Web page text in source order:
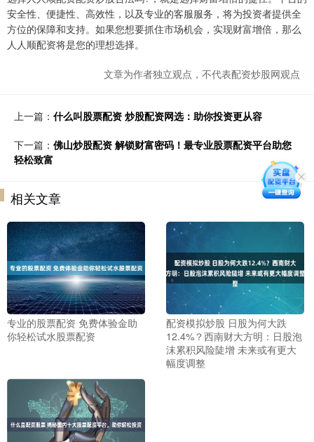
安全性、便捷性、高效性，以及专业的客服服务，将为投资者提供全
方位的保障和支持。如果您想要抓住市场机会，实现财富增倍，那么
人人顺配资将是您的理想选择。
文章为作者独立观点，不代表配资炒股网观点
上一篇： 什么叫股票配资 炒股配资网选：助你投资更从容
下一篇： 佛山炒股配资 解锁财富密码！最专业股票配资平台助您
轻松致富
相关文章
专业的股票配资 免费体验金助
你轻松试水股票配资
配资模拟炒股 日股为何大跌
12.4%？西南财大方明：日股泡
沫累积风险陡增 未来或有更大
幅度调整